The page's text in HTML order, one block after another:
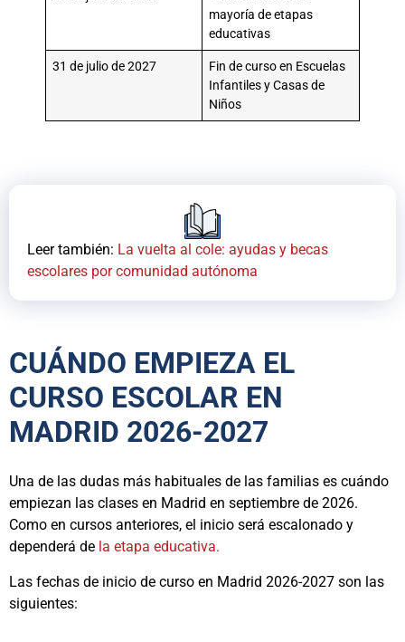
mayoría de etapas
educativas
31 de julio de 2027
Fin de curso en Escuelas
Infantiles y Casas de
Niños
Leer también: La vuelta al cole: ayudas y becas
escolares por comunidad autónoma
CUÁNDO EMPIEZA EL
CURSO ESCOLAR EN
MADRID 2026-2027
Una de las dudas más habituales de las familias es cuándo
empiezan las clases en Madrid en septiembre de 2026.
Como en cursos anteriores, el inicio será escalonado y
dependerá de la etapa educativa.
Las fechas de inicio de curso en Madrid 2026-2027 son las
siguientes: